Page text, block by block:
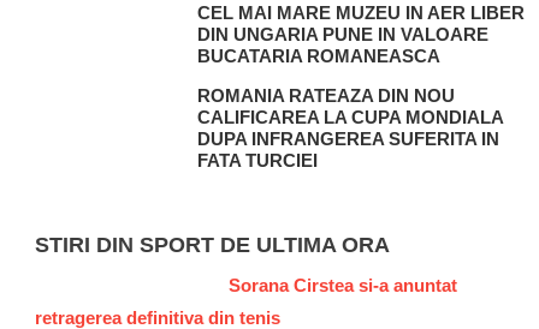
CEL MAI MARE MUZEU IN AER LIBER
DIN UNGARIA PUNE IN VALOARE
BUCATARIA ROMANEASCA
ROMANIA RATEAZA DIN NOU
CALIFICAREA LA CUPA MONDIALA
DUPA INFRANGEREA SUFERITA IN
FATA TURCIEI
STIRI DIN SPORT DE ULTIMA ORA
Sorana Cirstea si-a anuntat
retragerea definitiva din tenis